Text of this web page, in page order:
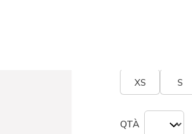
XS S
QTÀ